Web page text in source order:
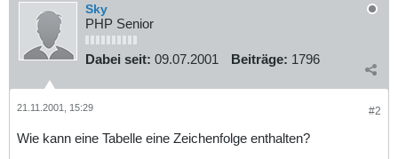
Sky
PHP Senior
Dabei seit: 09.07.2001 Beiträge: 1796
#2
21.11.2001, 15:29
Wie kann eine Tabelle eine Zeichenfolge enthalten?